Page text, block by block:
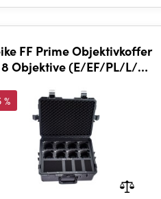
FF Prime Objektivkoffer
Objektive (E/EF/PL/L/RF